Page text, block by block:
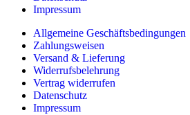
Impressum
Allgemeine Geschäftsbedingungen
Zahlungsweisen
Versand & Lieferung
Widerrufsbelehrung
Vertrag widerrufen
Datenschutz
Impressum